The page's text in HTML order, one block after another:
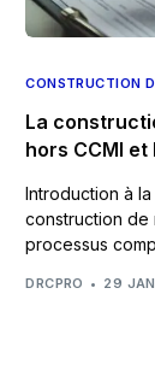
CONSTRUCTION
La
hors CCMI
Introduction à
construction de
processus
DRCPRO 29